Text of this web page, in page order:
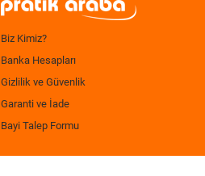
Biz Kimiz?
Banka Hesapları
Gizlilik ve Güvenlik
Garanti ve İade
Bayi Talep Formu